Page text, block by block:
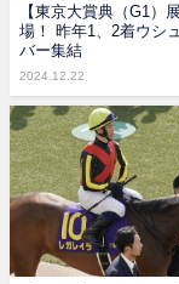
【東京大賞典（G1）
場！ 昨年1、2着ウシ
バー集結
2024.12.22